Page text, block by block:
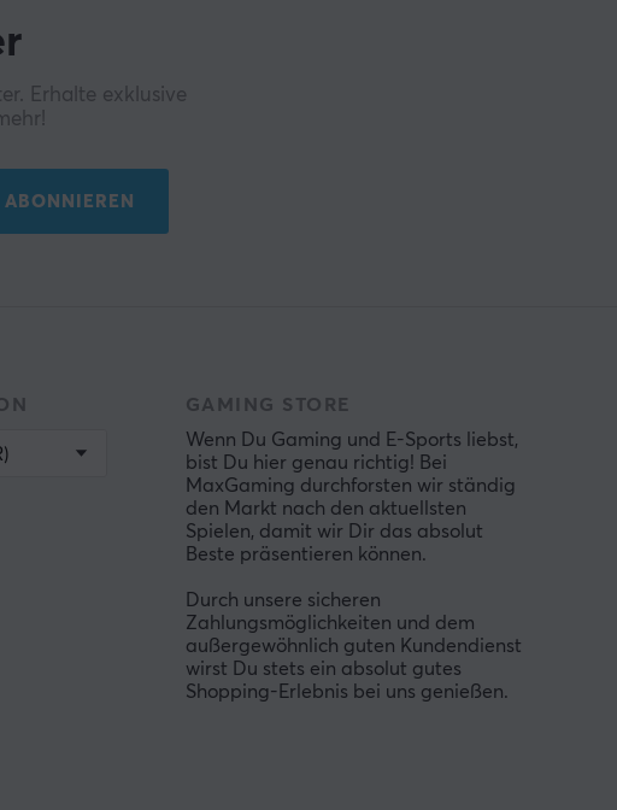
Erhalte exklusive
ABONNIEREN
GAMING STORE
Wenn Du Gaming und E-Sports liebst,
bist Du hier genau richtig! Bei
MaxGaming durchforsten wir ständig
den Markt nach den aktuellsten
Spielen, damit wir Dir das absolut
Beste präsentieren können.
Durch unsere sicheren
Zahlungsmöglichkeiten und dem
außergewöhnlich guten Kundendienst
wirst Du stets ein absolut gutes
Shopping-Erlebnis bei uns genießen.